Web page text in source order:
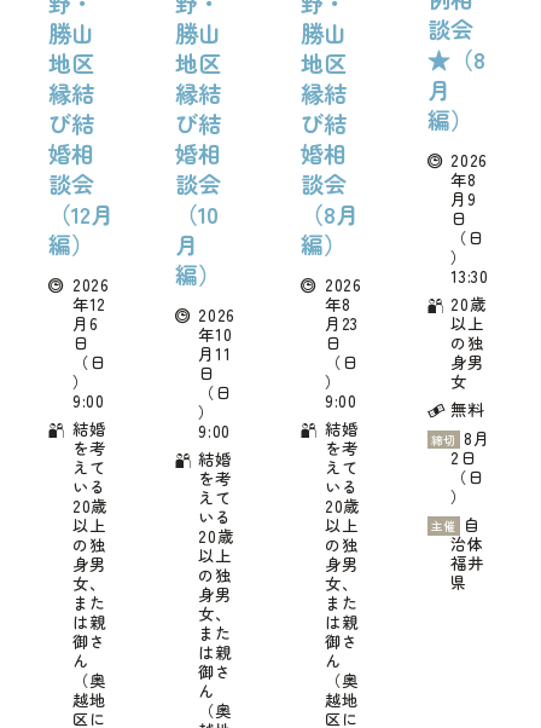
婚活支援事業
お役立ち情報
その他
ふくい婚活サポートセンターについて
このサイトについて・問合せ先
プライバシーポリシー
サイトマップ
勝山
地区
縁結
び結
婚相
談会
（12月
編）
2026
年12
月6
日
（日
）
9:00
結婚
を考
えて
いる
20歳
以上
の独
身男
女、
また
は親
御さ
ん
（奥
越地
区に
勝山
地区
縁結
び結
婚相
談会
（10
月
編）
2026
年10
月11
日
（日
）
9:00
結婚
を考
えて
いる
20歳
以上
の独
身男
女、
また
は親
御さ
ん
（奥
勝山
地区
縁結
び結
婚相
談会
（8月
編）
2026
年8
月23
日
（日
）
9:00
結婚
を考
えて
いる
20歳
以上
の独
身男
女、
また
は親
御さ
ん
（奥
越地
区に
談会
★（8
月
編）
2026
年8
月9
日
（日
）
13:30
20歳
以上
の独
身男
女
無料
締切 8月
2日
（日
）
主催 自
治体
福井
県